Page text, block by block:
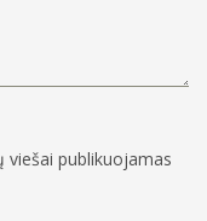
viešai publikuojamas